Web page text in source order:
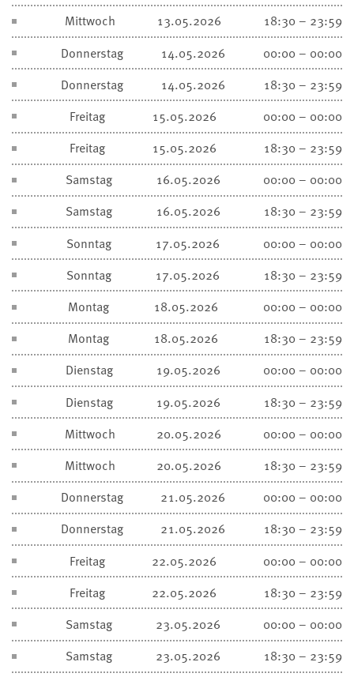
Mittwoch
13.05.2026
18:30 – 23:59
Donnerstag
14.05.2026
00:00 – 00:00
Donnerstag
14.05.2026
18:30 – 23:59
Freitag
15.05.2026
00:00 – 00:00
Freitag
15.05.2026
18:30 – 23:59
Samstag
16.05.2026
00:00 – 00:00
Samstag
16.05.2026
18:30 – 23:59
Sonntag
17.05.2026
00:00 – 00:00
Sonntag
17.05.2026
18:30 – 23:59
Montag
18.05.2026
00:00 – 00:00
Montag
18.05.2026
18:30 – 23:59
Dienstag
19.05.2026
00:00 – 00:00
Dienstag
19.05.2026
18:30 – 23:59
Mittwoch
20.05.2026
00:00 – 00:00
Mittwoch
20.05.2026
18:30 – 23:59
Donnerstag
21.05.2026
00:00 – 00:00
Donnerstag
21.05.2026
18:30 – 23:59
Freitag
22.05.2026
00:00 – 00:00
Freitag
22.05.2026
18:30 – 23:59
Samstag
23.05.2026
00:00 – 00:00
Samstag
23.05.2026
18:30 – 23:59